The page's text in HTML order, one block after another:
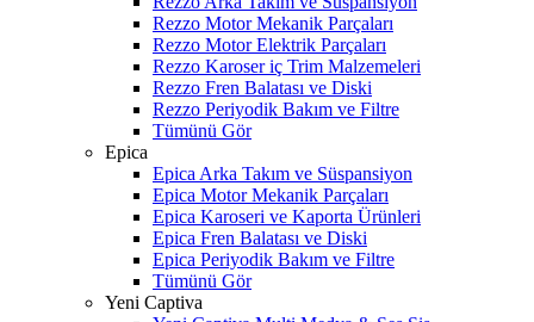
Rezzo Motor Mekanik Parçaları
Rezzo Motor Elektrik Parçaları
Rezzo Karoser iç Trim Malzemeleri
Rezzo Fren Balatası ve Diski
Rezzo Periyodik Bakım ve Filtre
Tümünü Gör
Epica
Epica Arka Takım ve Süspansiyon
Epica Motor Mekanik Parçaları
Epica Karoseri ve Kaporta Ürünleri
Epica Fren Balatası ve Diski
Epica Periyodik Bakım ve Filtre
Tümünü Gör
Yeni Captiva